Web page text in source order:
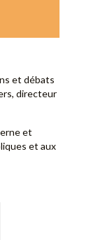
et débats
directeur
et
et aux